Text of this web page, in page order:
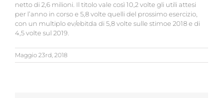
netto di 2,6 milioni. Il titolo vale così 10,2 volte gli utili attesi
per l’anno in corso e 5,8 volte quelli del prossimo esercizio,
con un multiplo ev/ebitda di 5,8 volte sulle stimoe 2018 e di
4,5 volte sul 2019.
Maggio 23rd, 2018